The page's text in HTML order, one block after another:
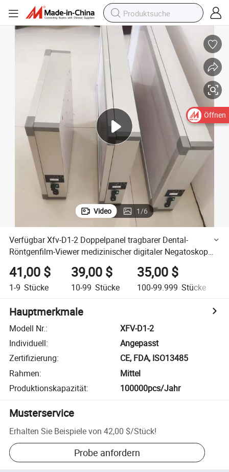
Video 1/6
Verfügbar Xfv-D1-2 Doppelpanel tragbarer Dental-
Röntgenfilm-Viewer medizinischer digitaler Negatoskop
Röntgenbild-Viewer-Box
41,00 $
1-9 Stücke
39,00 $
10-99 Stücke
35,00 $
100-99.999 Stücke
Hauptmerkmale
Modell Nr.:
XFV-D1-2
Individuell:
Angepasst
Zertifizierung:
CE, FDA, ISO13485
Rahmen:
Mittel
Produktionskapazität: 100000pcs/Jahr
Musterservice
Erhalten Sie Beispiele von 42,00 $/Stück!
Probe anfordern
Öffnen